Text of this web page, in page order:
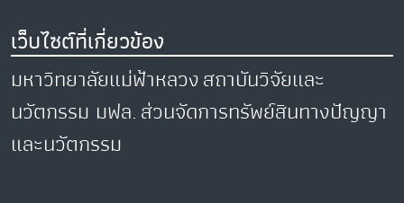
เว็บไซต์ที่เกี่ยวข้อง
มหาวิทยาลัยแม่ฟ้าหลวงสถาบันวิจัยและ
นวัตกรรม มฟล.ส่วนจัดการทรัพย์สินทางปัญญา
และนวัตกรรม